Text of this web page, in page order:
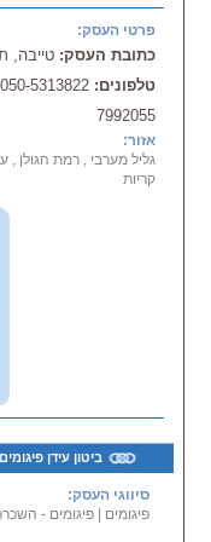
סיבוס, אשטרום, רום
רוניר, ברעם שלטי
החשמל, בתי זיקוק
אלקטרה,
בנק הפועלים ועוד..
שירות בכל אזורי הארץ
בגוש דן, בדרום, בשפלה,
בעמק יזרעאל, בעמק בית
בחיפה וסביבותיה,
בעמ קחפר, במרכז,
פרטי העסק:
כתובת העסק:טייבה,
טלפונים:
7992055
אזור:
גליל מערבי , רמת הגולן ,
קריות
ביטון עידן פיגומים
סיווגי העסק:
פיגומים
פיגומים -